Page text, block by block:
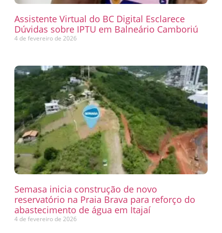
Assistente Virtual do BC Digital Esclarece
Dúvidas sobre IPTU em Balneário Camboriú
4 de fevereiro de 2026
Semasa inicia construção de novo
reservatório na Praia Brava para reforço do
abastecimento de água em Itajaí
4 de fevereiro de 2026